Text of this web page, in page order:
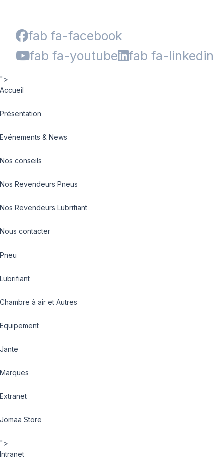
fab fa-facebook
fab fa-youtube
fab fa-linkedin
">
Accueil
Présentation
Evénements & News
Nos conseils
Nos Revendeurs Pneus
Nos Revendeurs Lubrifiant
Nous contacter
Pneu
Lubrifiant
Chambre à air et Autres
Equipement
Jante
Marques
Extranet
Jomaa Store
">
Intranet